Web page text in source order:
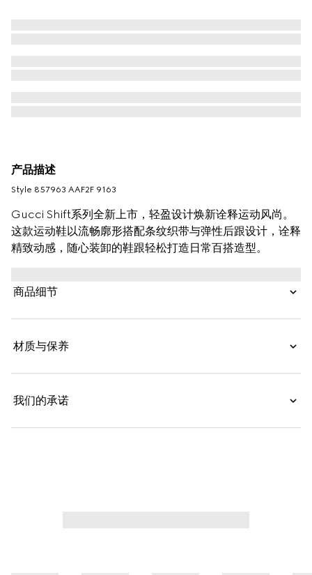
产品描述
Style ‎857963 AAF2F 9163
Gucci Shift系列全新上市，轻盈设计焕新诠释运动风尚。
这款运动鞋以流畅廓形搭配条纹织带与弹性后跟设计，诠释
精致动感，随心装卸的鞋跟轻松打造日常百搭造型。
商品细节
材质与保养
我们的承诺